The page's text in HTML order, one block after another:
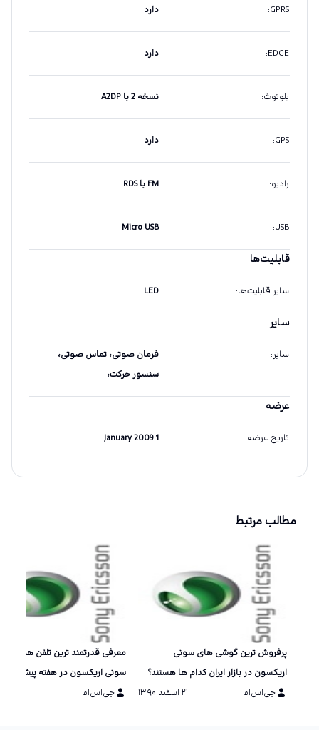
GPRS
: دارد
EDGE
: دارد
بلوتوث: نسخه 2 با A2DP
GPS
: دارد
رادیو: FM با RDS
USB
:
Micro USB
قابلیت‌ها
سایر قابلیت‌ها:
LED
سایر
سایر:
فرمان صوتی، تماس صوتی،
سنسور حرکت،
عرضه
تاریخ عرضه:
1 January 2009
مطالب مرتبط
پرفروش ترین گوشی های سونی
اریکسون در بازار ایران کدام ها هستند؟
جی‌اس‌ام
۲۱ اسفند ۱۳۹۰
معرفی قدرتمند ترین تلفن همراه
سونی اریکسون در هفته پیش رو
جی‌اس‌ام